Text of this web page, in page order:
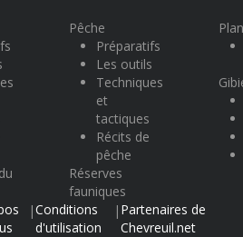
Pêche
Préparatifs
Les outils
Techniques
et
tactiques
Récits de
pêche
Réserves
fauniques
|Conditions
d'utilisation
| Partenaires de
Chevreuil.net